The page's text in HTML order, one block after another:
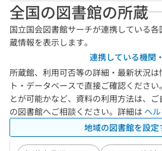
全国の図書館の所蔵
国立国会図書館サーチが連携している
蔵情報を表示します。
連携している機関
所蔵館、利用可否等の詳細・最新状況
ト・データベースで直接ご確認くださ
とが可能かなど、資料の利用方法は、
の図書館へご相談ください。詳細は ヘ
地域の図書館を設定